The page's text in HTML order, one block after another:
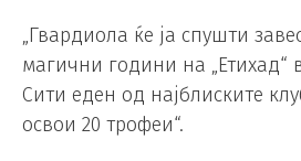
„Гвардиола ќе ја спушти
магични години на „Етихад“
Сити еден од најблиските
освои 20 трофеи“.